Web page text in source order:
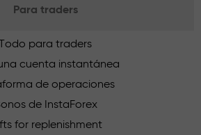
Para traders
para traders
cuenta instantánea
de operaciones
de InstaForex
for replenishment